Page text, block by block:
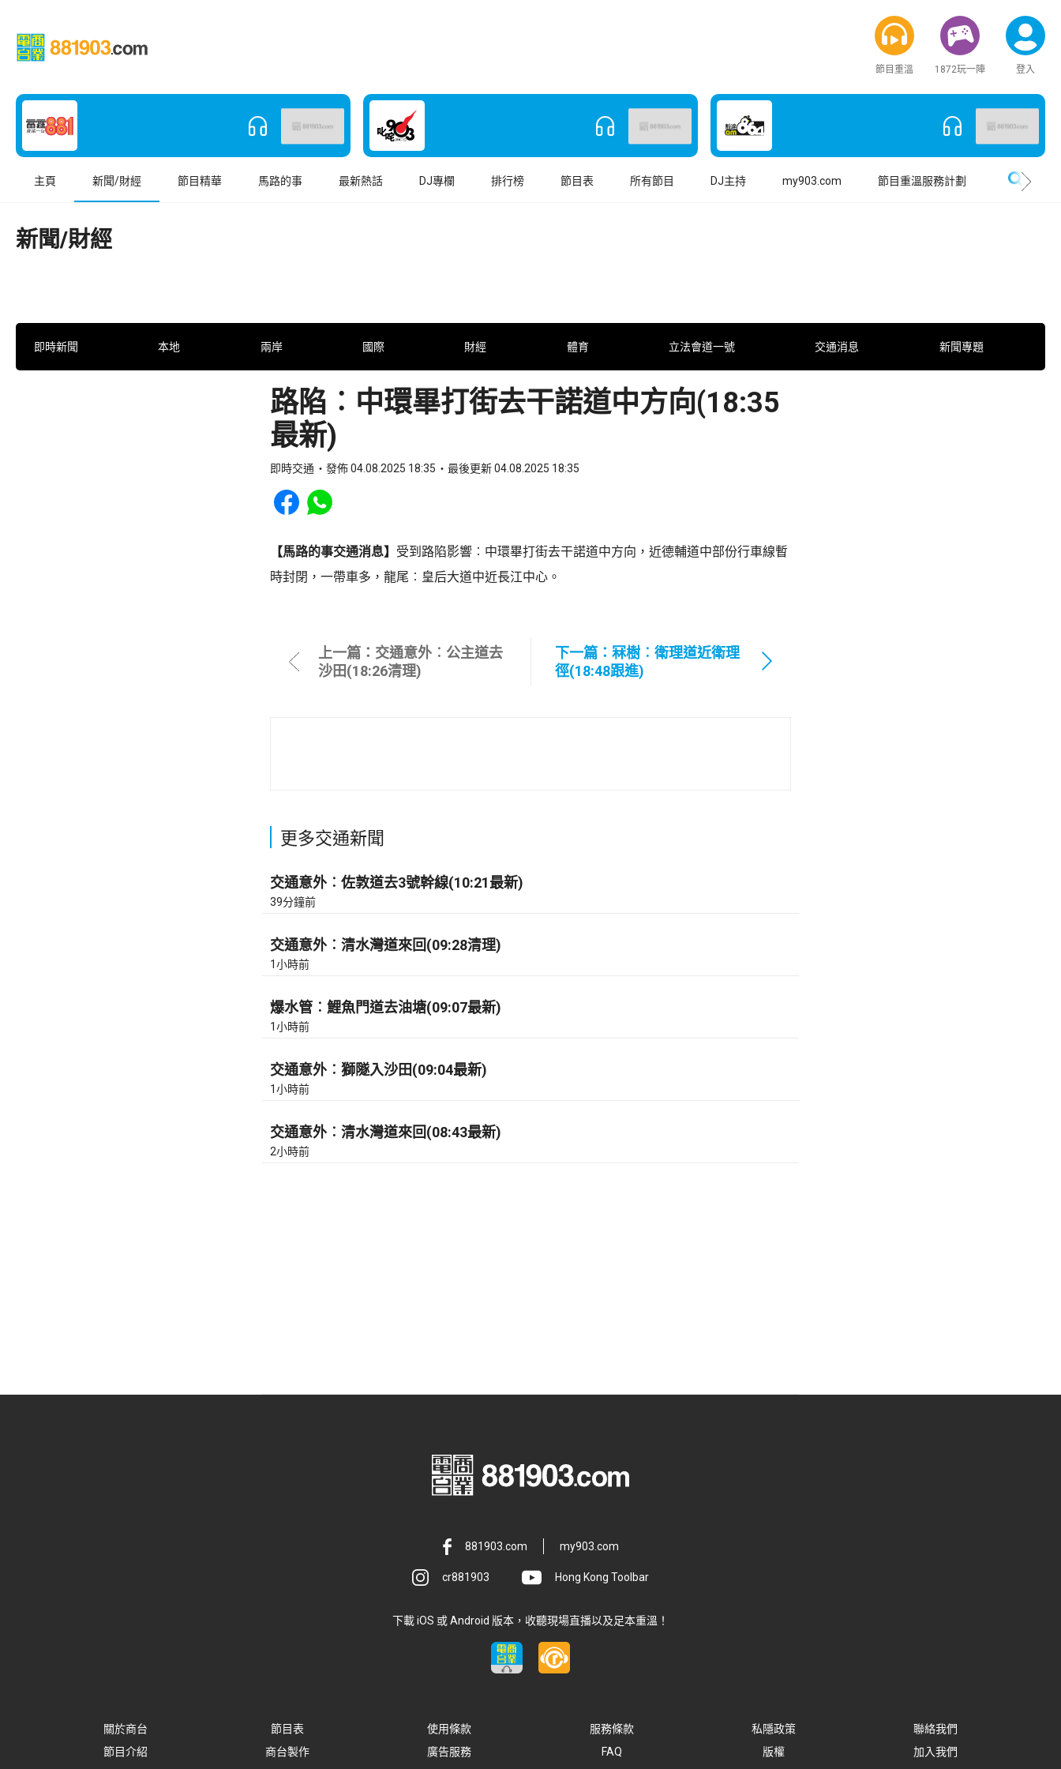
節目重溫 1872玩一陣 登入
主頁 新聞/財經 節目精華 馬路的事 最新熱話 DJ專欄 排行榜 節目表 所有節目 DJ主持 my903.com 節目重溫服務計劃
新聞/財經
即時新聞 本地 兩岸 國際 財經 體育 立法會道一號 交通消息 新聞專題
路陷︰中環畢打街去干諾道中方向(18:35
最新)
即時交通 發佈 04.08.2025 18:35 最後更新 04.08.2025 18:35
Share to Facebook
Share to WhatsApp
【馬路的事交通消息】 受到路陷影響︰中環畢打街去干諾道中方向，近德輔道中部份行車線暫
時封閉，一帶車多，龍尾︰皇后大道中近長江中心。
上一篇：交通意外︰公主道去
沙田(18:26清理)
下一篇：冧樹︰衛理道近衛理
徑(18:48跟進)
更多交通新聞
交通意外︰佐敦道去3號幹線(10:21最新)
39分鐘前
交通意外︰清水灣道來回(09:28清理)
1小時前
爆水管︰鯉魚門道去油塘(09:07最新)
1小時前
交通意外︰獅隧入沙田(09:04最新)
1小時前
交通意外︰清水灣道來回(08:43最新)
2小時前
881903.com my903.com
cr881903 Hong Kong Toolbar
下載 iOS 或 Android 版本，收聽現場直播以及足本重溫！
關於商台 節目表 使用條款 服務條款 私隱政策
聯絡我們
節目介紹
商台製作 廣告服務 FAQ 版權 加入我們